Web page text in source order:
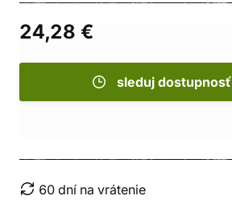
24,28 €
sleduj dostupnosť
60 dní na vrátenie